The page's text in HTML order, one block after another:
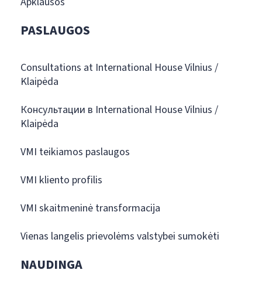
PASLAUGOS
Consultations at International House Vilnius /
Klaipėda
Консультации в International House Vilnius /
Klaipėda
VMI teikiamos paslaugos
VMI kliento profilis
VMI skaitmeninė transformacija
Vienas langelis prievolėms valstybei sumokėti
NAUDINGA